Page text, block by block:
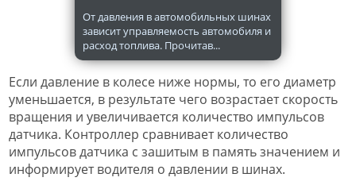
От давления в автомобильных шинах
зависит управляемость автомобиля и
расход топлива. Прочитав...
Если давление в колесе ниже нормы, то его диаметр
уменьшается, в результате чего возрастает скорость
вращения и увеличивается количество импульсов
датчика. Контроллер сравнивает количество
импульсов датчика с зашитым в память значением и
информирует водителя о давлении в шинах.